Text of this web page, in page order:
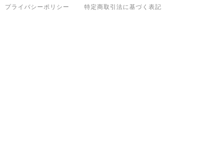
プライバシーポリシー 特定商取引法に基づく表記